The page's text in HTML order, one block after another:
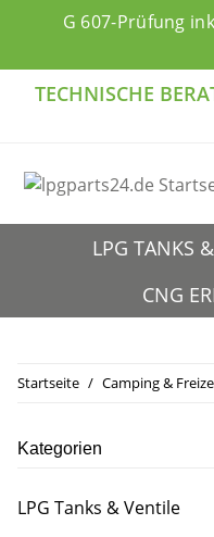
G 607-Prüfung
TECHNISCHE
LPG TANKS
CNG
Startseite Camping &
Kategorien
LPG Tanks & Ventile